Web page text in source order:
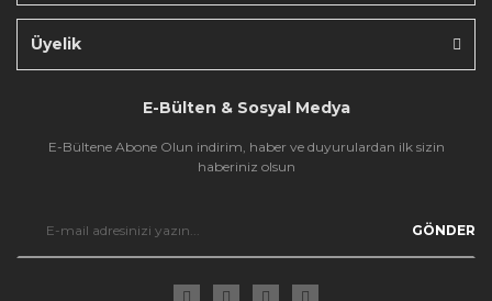
Üyelik
E-Bülten & Sosyal Medya
E-Bültene Abone Olun indirim, haber ve duyurulardan ilk sizin
haberiniz olsun
GÖNDER